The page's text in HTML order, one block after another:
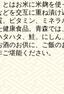
とはお米に米麹を
どを交互に重ね漬け
、ビタミン、ミネ
健康食品。青森で
タハタ、鮭、にし
酒のお供に、ご飯
堪能ください。